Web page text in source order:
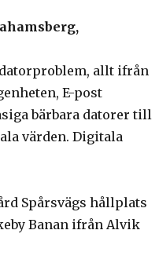
allt ifrån
E-post
bärbara datorer till
värden. Digitala
Spårsvägs hållplats
Banan ifrån Alvik